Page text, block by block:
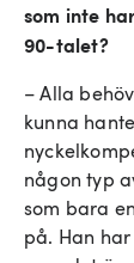
som inte
90-talet?
– Alla
kunna
någon typ
som bara
på. Han